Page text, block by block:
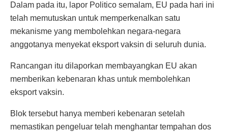
Dalam pada itu, lapor Politico semalam, EU pada hari ini
telah memutuskan untuk memperkenalkan satu
mekanisme yang membolehkan negara-negara
anggotanya menyekat eksport vaksin di seluruh dunia.
Rancangan itu dilaporkan membayangkan EU akan
memberikan kebenaran khas untuk membolehkan
eksport vaksin.
Blok tersebut hanya memberi kebenaran setelah
memastikan pengeluar telah menghantar tempahan dos